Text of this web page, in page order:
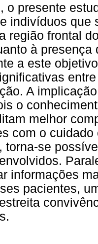
o presente
indivíduos que
região frontal
à
a este
A
o
melhor
com o
torna-se
informações
pacientes,